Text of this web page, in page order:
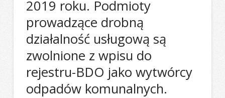
2019 roku. Podmioty
prowadzące drobną
działalność usługową są
zwolnione z wpisu do
rejestru-BDO jako wytwórcy
odpadów komunalnych.